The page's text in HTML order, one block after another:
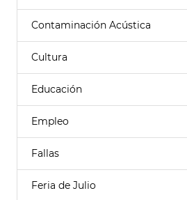
Contaminación Acústica
Cultura
Educación
Empleo
Fallas
Feria de Julio